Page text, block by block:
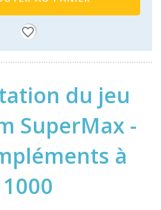
favorite_border
du jeu
SuperMax -
à
1000